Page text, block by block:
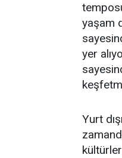
yaşam
yer
Yurt